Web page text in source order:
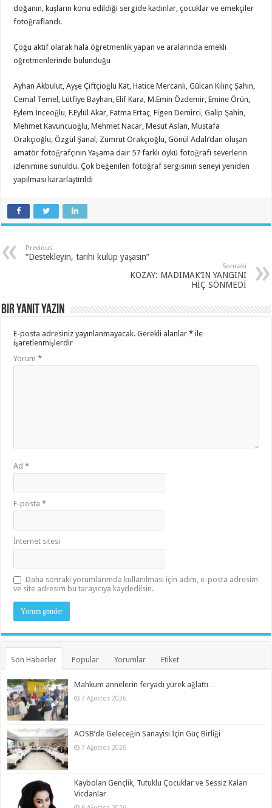
doğanın, kuşların konu edildiği sergide kadınlar, çocuklar ve emekçiler
fotoğraflandı.
Çoğu aktif olarak hala öğretmenlik yapan ve aralarında emekli
öğretmenlerinde bulunduğu
Ayhan Akbulut, Ayşe Çiftçioğlu Kat, Hatice Mercanlı, Gülcan Kılınç Şahin,
Cemal Temel, Lütfiye Bayhan, Elif Kara, M.Emin Özdemir, Emine Örün,
Eylem İnceoğlu, F.Eylül Akar, Fatma Ertaç, Figen Demirci, Galip Şahin,
Mehmet Kavuncuoğlu, Mehmet Nacar, Mesut Aslan, Mustafa
Orakçıoğlu, Özgül Şanal, Zümrüt Orakçıoğlu, Gönül Adalı’dan oluşan
amatör fotoğrafçının Yaşama dair 57 farklı öykü fotoğrafı severlerin
izlenimine sunuldu. Çok beğenilen fotoğraf sergisinin seneyi yeniden
yapılması kararlaştırıldı
Previous
“Destekleyin, tarihi kulüp yaşasın”
Sonraki
KOZAY: MADIMAK’IN YANGINI
HİÇ SÖNMEDİ
Bir yanıt yazın
E-posta adresiniz yayınlanmayacak. Gerekli alanlar* ile
işaretlenmişlerdir
Yorum*
Ad*
E-posta*
İnternet sitesi
Daha sonraki yorumlarımda kullanılması için adım, e-posta adresim
ve site adresim bu tarayıcıya kaydedilsin.
Son Haberler Popular Yorumlar Etiket
Mahkum annelerin feryadı yürek ağlattı…
7 Ağustos 2026
AOSB’de Geleceğin Sanayisi İçin Güç Birliği
7 Ağustos 2026
Kaybolan Gençlik, Tutuklu Çocuklar ve Sessiz Kalan
Vicdanlar